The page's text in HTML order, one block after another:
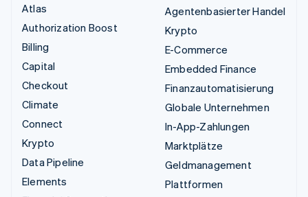
Atlas
Authorization Boost
Billing
Capital
Checkout
Climate
Connect
Krypto
Data Pipeline
Elements
Agentenbasierter Handel
Krypto
E-Commerce
Embedded Finance
Finanzautomatisierung
Globale Unternehmen
In-App-Zahlungen
Marktplätze
Geldmanagement
Plattformen